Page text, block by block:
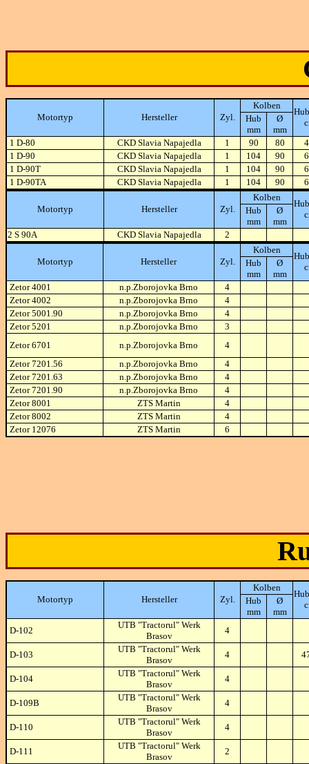
Motortyp Hersteller Zyl.
Kolben
Hub
mm
Ø
mm
1 D-80
CKD Slavia Napajedla 1 90 80
1 D-90
CKD Slavia Napajedla 1 104 90
1 D-90T
CKD Slavia Napajedla 1 104 90
1 D-90TA
CKD Slavia Napajedla 1 104 90
Motortyp Hersteller Zyl.
Kolben
Hub
mm
Ø
mm
2 S 90A
CKD Slavia Napajedla 2
Motortyp Hersteller Zyl.
Kolben
Hub
mm
Ø
mm
Zetor 4001
n.p.Zborojovka Brno
4
Zetor 4002
n.p.Zborojovka Brno
4
Zetor 5001.90
n.p.Zborojovka Brno
4
Zetor 5201
n.p.Zborojovka Brno
3
Zetor 6701
n.p.Zborojovka Brno
4
Zetor 7201.56
n.p.Zborojovka Brno
4
Zetor 7201.63
n.p.Zborojovka Brno
4
Zetor 7201.90
n.p.Zborojovka Brno
4
Zetor 8001
ZTS Martin
4
Zetor 8002
ZTS Martin
4
Zetor 12076
ZTS Martin 6
Motortyp Hersteller Zyl.
Kolben
Hub
mm
Ø
mm
D-102
UTB "Tractorul" Werk
Brasov
4
D-103
UTB "Tractorul" Werk
Brasov
4
D-104
UTB "Tractorul" Werk
Brasov
4
D-109B
UTB "Tractorul" Werk
Brasov
4
D-110
UTB "Tractorul" Werk
Brasov
4
D-111
UTB "Tractorul" Werk
Brasov
2